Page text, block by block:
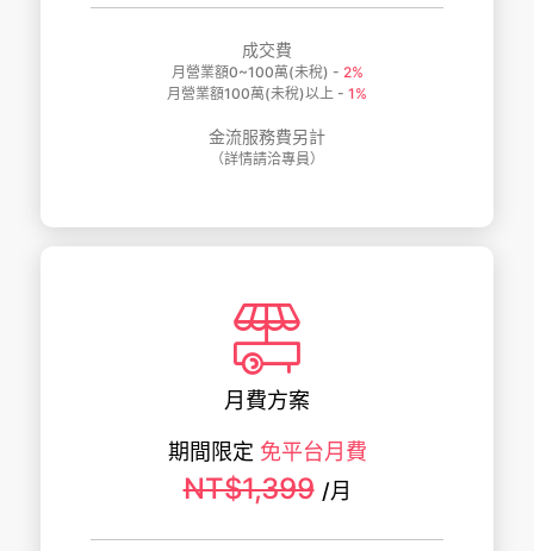
成交費
月營業額0~100萬(未稅) - 2%
月營業額100萬(未稅)以上 - 1%
金流服務費另計
（詳情請洽專員）
月費方案
期間限定 免平台月費
NT$1,399 /月